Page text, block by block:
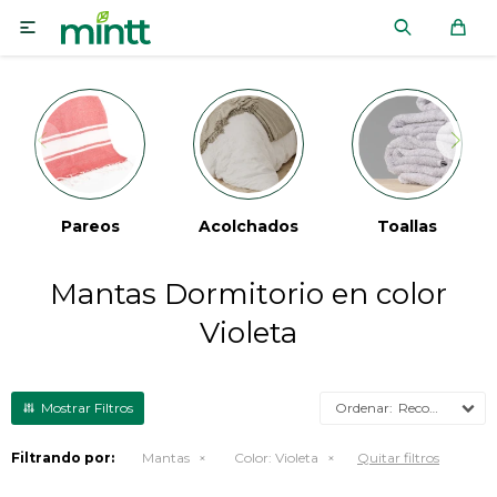

Pareos Acolchados Toallas
Mantas Dormitorio en color
Violeta
Recomendados
Filtrando por: Mantas Color: Violeta Quitar filtros